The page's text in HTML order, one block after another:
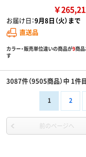
￥
お届け日：9月8日（火）まで
直送品
カラー・販売単位違いの商品が9商
す
3087件（9505商品）中 1件
1 2
前のページへ